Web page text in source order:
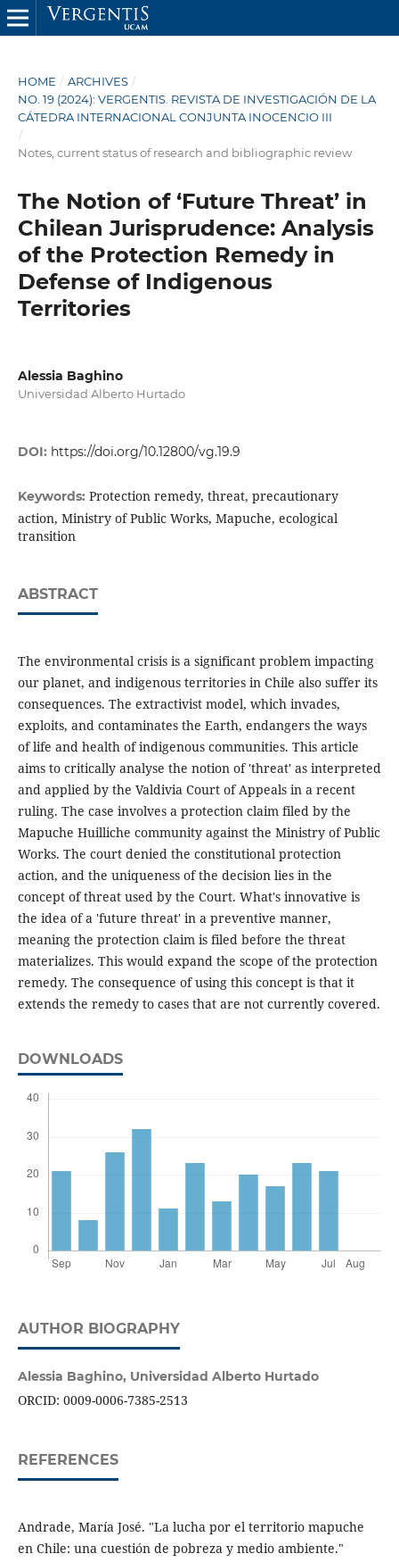
HOME / ARCHIVES /
NO. 19 (2024): VERGENTIS. REVISTA DE INVESTIGACIÓN DE LA
CÁTEDRA INTERNACIONAL CONJUNTA INOCENCIO III
/
Notes, current status of research and bibliographic review
The Notion of ‘Future Threat’ in
Chilean Jurisprudence: Analysis
of the Protection Remedy in
Defense of Indigenous
Territories
Alessia Baghino
Universidad Alberto Hurtado
DOI: https://doi.org/10.12800/vg.19.9
Keywords: Protection remedy, threat, precautionary
action, Ministry of Public Works, Mapuche, ecological
transition
ABSTRACT
The environmental crisis is a significant problem impacting
our planet, and indigenous territories in Chile also suffer its
consequences. The extractivist model, which invades,
exploits, and contaminates the Earth, endangers the ways
of life and health of indigenous communities. This article
aims to critically analyse the notion of 'threat' as interpreted
and applied by the Valdivia Court of Appeals in a recent
ruling. The case involves a protection claim filed by the
Mapuche Huilliche community against the Ministry of Public
Works. The court denied the constitutional protection
action, and the uniqueness of the decision lies in the
concept of threat used by the Court. What's innovative is
the idea of a 'future threat' in a preventive manner,
meaning the protection claim is filed before the threat
materializes. This would expand the scope of the protection
remedy. The consequence of using this concept is that it
extends the remedy to cases that are not currently covered.
DOWNLOADS
AUTHOR BIOGRAPHY
Alessia Baghino, Universidad Alberto Hurtado
ORCID: 0009-0006-7385-2513
REFERENCES
Andrade, María José. "La lucha por el territorio mapuche
en Chile: una cuestión de pobreza y medio ambiente."